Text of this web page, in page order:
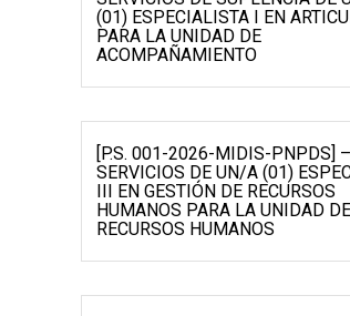
(01) ESPECIALISTA I EN
PARA LA UNIDAD DE
ACOMPAÑAMIENTO
[P.S. 001-2026-MIDIS-PNPDS] –
SERVICIOS DE UN/A (01)
III EN GESTIÓN DE RECURSOS
HUMANOS PARA LA UNIDAD DE
RECURSOS HUMANOS